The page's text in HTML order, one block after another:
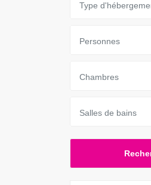
Type
Personnes
Chambres
Salles de bains